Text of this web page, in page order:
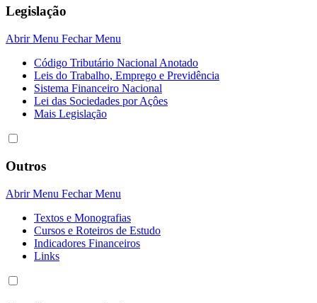
Legislação
Abrir Menu Fechar Menu
Código Tributário Nacional Anotado
Leis do Trabalho, Emprego e Previdência
Sistema Financeiro Nacional
Lei das Sociedades por Açôes
Mais Legislação
Outros
Abrir Menu Fechar Menu
Textos e Monografias
Cursos e Roteiros de Estudo
Indicadores Financeiros
Links